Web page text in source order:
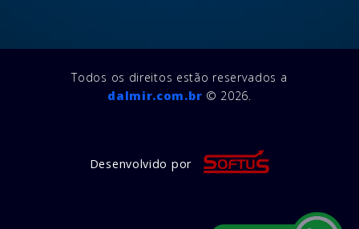
Todos os direitos estão reservados a
dalmir.com.br © 2026.
Desenvolvido por